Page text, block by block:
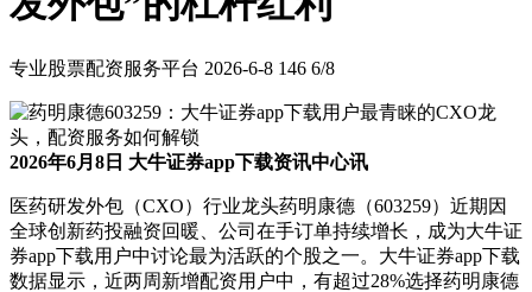
专业股票配资服务平台 2026-6-8 146 6/8
2026年6月8日 大牛证券app下载资讯中心讯
医药研发外包（CXO）行业龙头药明康德（603259）近期因
全球创新药投融资回暖、公司在手订单持续增长，成为大牛证
券app下载用户中讨论最为活跃的个股之一。大牛证券app下载
数据显示，近两周新增配资用户中，有超过28%选择药明康德